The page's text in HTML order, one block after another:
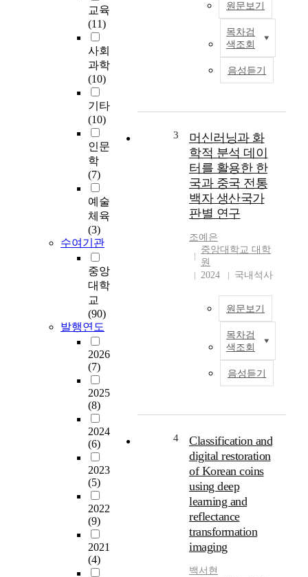
교육
(11)
사회
과학
(10)
기타
(10)
인문
학
(7)
예술
체육
(3)
수여기관
중앙
대학
교
(90)
발행연도
2026
(7)
2025
(8)
2024
(6)
2023
(5)
2022
(9)
2021
(4)
원문보기
목차검
색조회
음성듣기
3
머신러닝과 화
학적 분석 데이
터를 활용한 한
국과 중국 전통
백자 생산국가
판별 연구
조예은
중앙대학교 대학
원
2024
국내석사
원문보기
목차검
색조회
음성듣기
4
Classification and
digital restoration
of Korean coins
using deep
learning and
reflectance
transformation
imaging
백서현